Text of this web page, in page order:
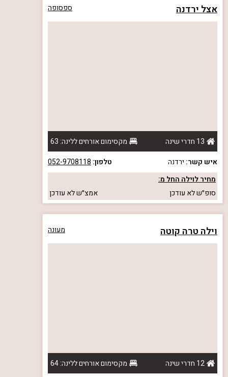
אצל ירדנה ספסופה
13 חדרי שינה
מקסימום אורחים ללינה: 63
איש קשר: ירדנה טלפון: 052-9708118
מחיר לוילה החל מ:
סופ״שלא עודכן אמצ״שלא עודכן
וילה טרה קוטה מעונה
12 חדרי שינה
מקסימום אורחים ללינה: 64